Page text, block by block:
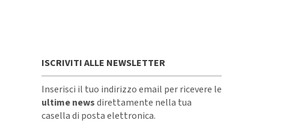
ISCRIVITI ALLE NEWSLETTER
Inserisci il tuo indirizzo email per ricevere le
ultime newsdirettamente nella tua
casella di posta elettronica.